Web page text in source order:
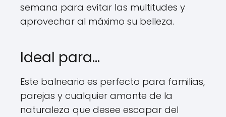
semana para evitar las multitudes y
aprovechar al máximo su belleza.
Ideal para…
Este balneario es perfecto para familias,
parejas y cualquier amante de la
naturaleza que desee escapar del